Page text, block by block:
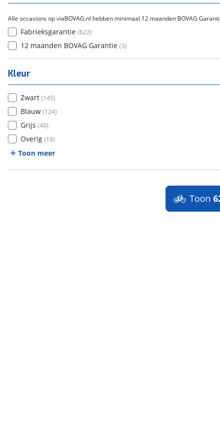
Alle occasions op viaBOVAG.nl hebben minimaal 12 maanden BOVAG
Fabrieksgarantie (622)
12 maanden BOVAG Garantie (3)
Kleur
Zwart (145)
Blauw (124)
Grijs (40)
Overig (18)
Toon meer
Toon